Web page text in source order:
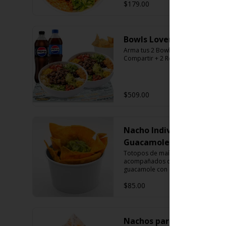
$179.00
Bowls Lovers.
Arma tus 2 Bowls + Nachos Para
Compartir + 2 Refrescos 600ml.
$509.00
Nacho Individual
Guacamole
Totopos de maíz fritos
acompañados de una porción de
guacamole con cebolla morada.
$85.00
Nachos para compartir